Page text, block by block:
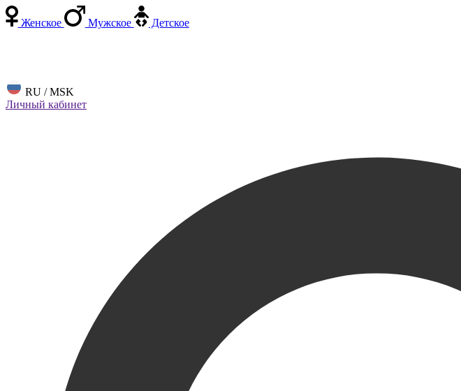
Женское Мужское Детское
RU / MSK
Личный кабинет